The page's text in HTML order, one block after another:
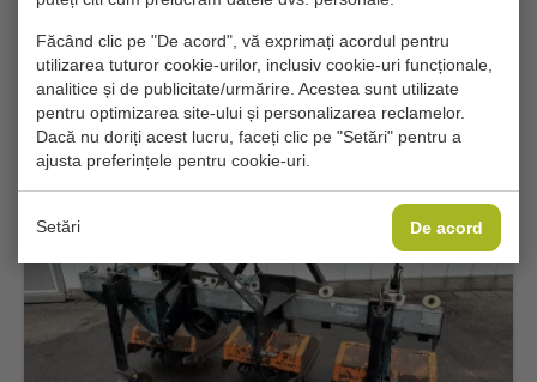
Făcând clic pe "De acord", vă exprimați acordul pentru
utilizarea tuturor cookie-urilor, inclusiv cookie-uri funcționale,
analitice și de publicitate/urmărire. Acestea sunt utilizate
pentru optimizarea site-ului și personalizarea reclamelor.
Dacă nu doriți acest lucru, faceți clic pe "Setări" pentru a
ajusta preferințele pentru cookie-uri.
Setări De acord
Comeb freză de rânduri 12 rânduri pliabile
hidraulic
Adăuga